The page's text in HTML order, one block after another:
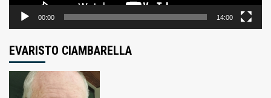
00:00 14:00
EVARISTO CIAMBARELLA